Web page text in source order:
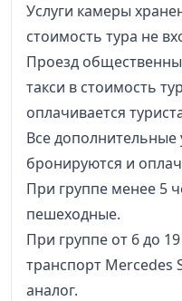
Услуги камеры
стоимость тура не
Проезд
такси в стоимость
оплачивается
Все дополнительные
бронируются и
При группе менее 5
пешеходные.
При группе от 6 до
транспорт Mercedes
аналог.